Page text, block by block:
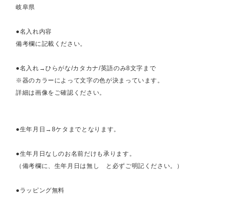
岐阜県
●名入れ内容
備考欄に記載ください。
●名入れ→ひらがな/カタカナ/英語のみ8文字まで
※器のカラーによって文字の色が決まっています。
詳細は画像をご確認ください。
●生年月日→8ケタまでとなります。
●生年月日なしのお名前だけも承ります。
（備考欄に、生年月日は無し と必ずご明記ください。）
●ラッピング無料